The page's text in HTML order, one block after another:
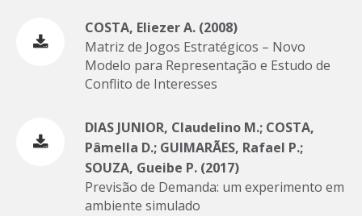
COSTA, Eliezer A. (2008)
Matriz de Jogos Estratégicos – Novo
Modelo para Representação e Estudo de
Conflito de Interesses
DIAS JUNIOR, Claudelino M.; COSTA,
Pâmella D.; GUIMARÃES, Rafael P.;
SOUZA, Gueibe P. (2017)
Previsão de Demanda: um experimento em
ambiente simulado